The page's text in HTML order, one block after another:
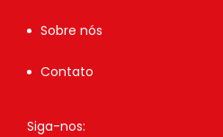
Sobre nós
Contato
Siga-nos: